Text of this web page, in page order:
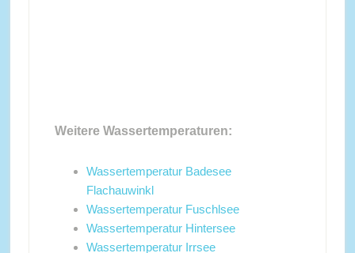
Weitere Wassertemperaturen:
Wassertemperatur Badesee
Flachauwinkl
Wassertemperatur Fuschlsee
Wassertemperatur Hintersee
Wassertemperatur Irrsee